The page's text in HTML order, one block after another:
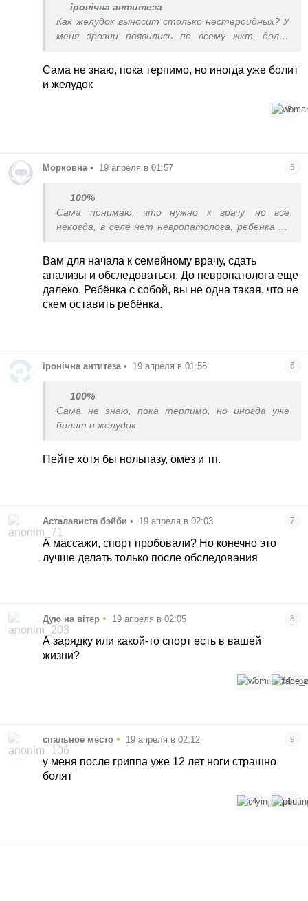
іронічна антитеза
Как желудок выносит столько нестероидных? У
меня эрозии появились по всему жкт, долго
Сама не знаю, пока терпимо, но иногда уже болит
и желудок
3
Морковна • 19 апреля в 01:57 5
100%
Сама понимаю, что нужно к врачу, но все
некогда, в селе нет невропатолога, ребенка не
Вам для начала к семейному врачу, сдать
анализы и обследоваться. До невропатолога еще
далеко. Ребёнка с собой, вы не одна такая, что не
скем оставить ребёнка.
іронічна антитеза • 19 апреля в 01:58 6
100%
Сама не знаю, пока терпимо, но иногда уже
болит и желудок
Пейте хотя бы нольпазу, омез и тп.
Асталависта бэйби • 19 апреля в 02:03 7
А массажи, спорт пробовали? Но конечно это
лучше делать только после обследования
Дую на вітер • 19 апреля в 02:05 8
А зарядку или какой-то спорт есть в вашей
жизни?
2 1
спальное место • 19 апреля в 02:12 9
у меня после гриппа уже 12 лет ноги страшно
болят
4 1